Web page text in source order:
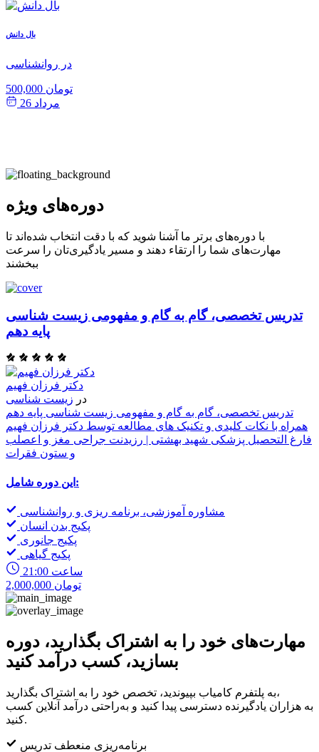
بال دانش
در روانشناسی
500,000 تومان
مرداد 26
دوره‌های ویژه
با دوره‌های برتر ما آشنا شوید که با دقت انتخاب شده‌اند تا
مهارت‌های شما را ارتقاء دهند و مسیر یادگیری‌تان را سرعت
ببخشند
تدریس تخصصی، گام به گام و مفهومی زیست شناسی
پایه دهم
دکتر فرزان فهیم
در زیست شناسی
تدریس تخصصی، گام به گام و مفهومی زیست شناسی پایه دهم
همراه با نکات کلیدی و تکنیک های مطالعه توسط دکتر فرزان فهیم
فارغ التحصیل پزشکی شهید بهشتی | رزیدنت جراحی مغز و اعصلب
و ستون فقرات
این دوره شامل:
مشاوره آموزشی، برنامه ریزی و روانشناسی
پکیج بدن انسان
پکیج جانوری
پکیج گیاهی
21:00 ساعت
2,000,000 تومان
مهارت‌های خود را به اشتراک بگذارید، دوره
بسازید، کسب درآمد کنید
به پلتفرم کامیاب بپیوندید، تخصص خود را به اشتراک بگذارید،
به هزاران یادگیرنده دسترسی پیدا کنید و به‌راحتی درآمد آنلاین کسب
کنید.
برنامه‌ریزی منعطف تدریس